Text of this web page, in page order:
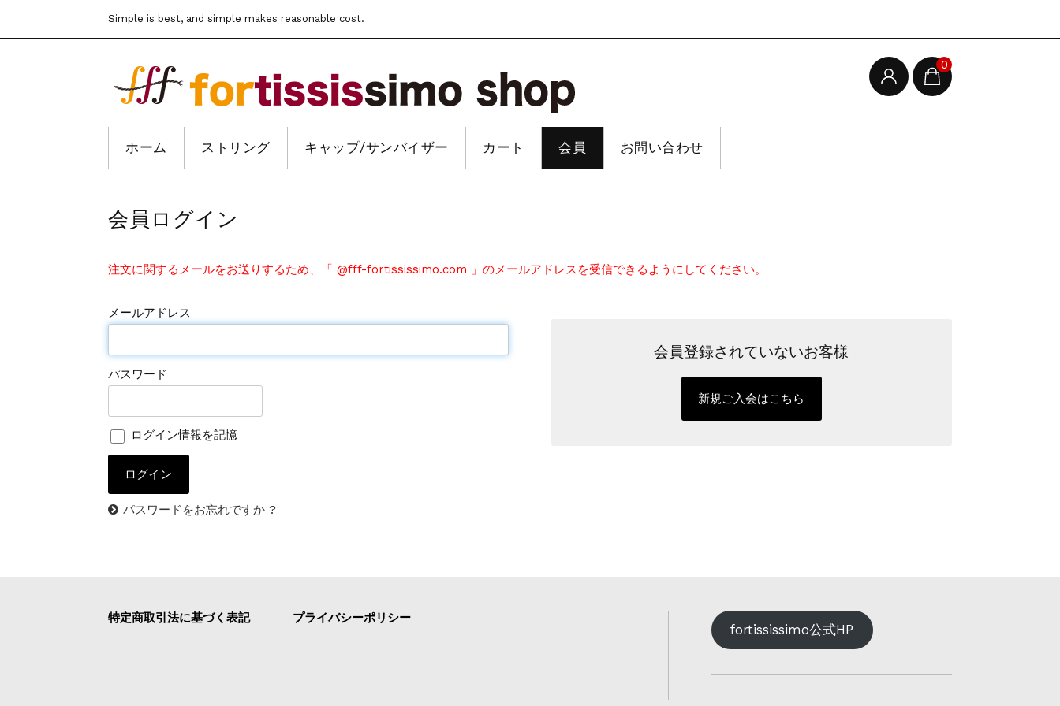
Simple is best, and simple makes reasonable cost.
0
ホーム ストリング キャップ/サンバイザー カート 会員 お問い合わせ
会員ログイン
注文に関するメールをお送りするため、「 @fff-fortississimo.com 」のメールアドレスを受信できるようにしてください。
メールアドレス
パスワード
ログイン情報を記憶
パスワードをお忘れですか ?
会員登録されていないお客様
新規ご入会はこちら
fortississimo公式HP
特定商取引法に基づく表記 プライバシーポリシー